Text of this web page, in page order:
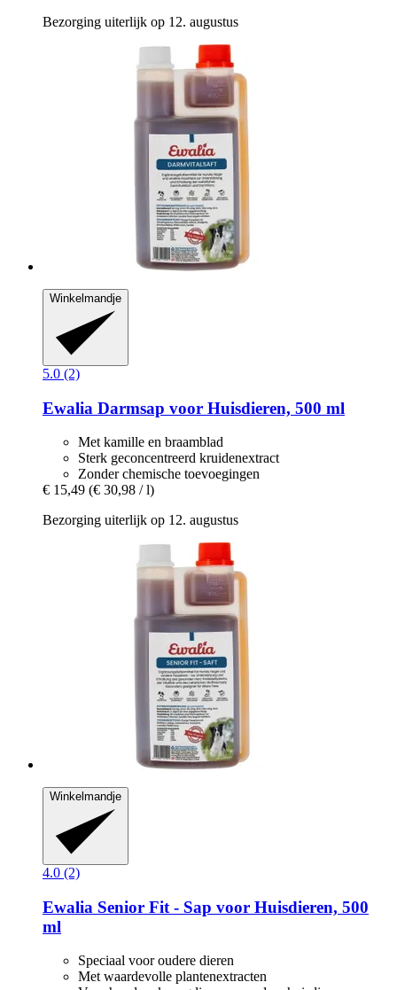
Bezorging uiterlijk op 12. augustus
Winkelmandje
5.0 (2)
Ewalia Darmsap voor Huisdieren, 500 ml
Met kamille en braamblad
Sterk geconcentreerd kruidenextract
Zonder chemische toevoegingen
€ 15,49 (€ 30,98 / l)
Bezorging uiterlijk op 12. augustus
Winkelmandje
4.0 (2)
Ewalia Senior Fit -​ Sap voor Huisdieren, 500
ml
Speciaal voor oudere dieren
Met waardevolle plantenextracten